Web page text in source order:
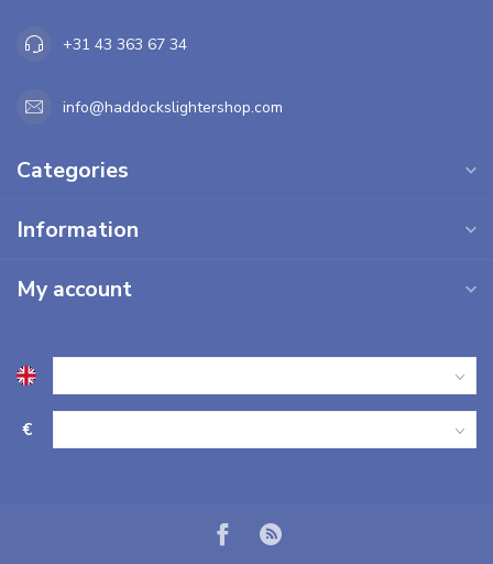
+31 43 363 67 34
info@haddockslightershop.com
Categories
Information
My account
€